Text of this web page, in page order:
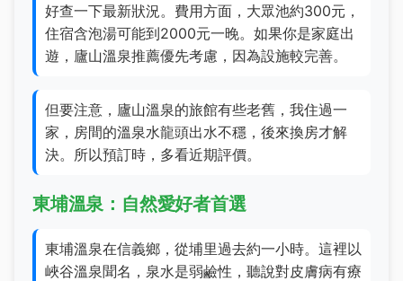
好查一下最新狀況。費用方面，大眾池約300元，
住宿含泡湯可能到2000元一晚。如果你是家庭出
遊，廬山溫泉推薦優先考慮，因為設施較完善。
但要注意，廬山溫泉的旅館有些老舊，我住過一
家，房間的溫泉水龍頭出水不穩，後來換房才解
決。所以預訂時，多看近期評價。
東埔溫泉：自然愛好者首選
東埔溫泉在信義鄉，從埔里過去約一小時。這裡以
峽谷溫泉聞名，泉水是弱鹼性，聽說對皮膚病有療